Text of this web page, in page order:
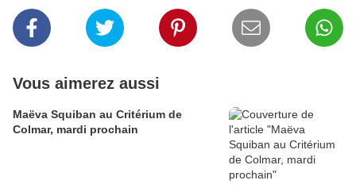
Vous aimerez aussi
Maëva Squiban au Critérium de
Colmar, mardi prochain